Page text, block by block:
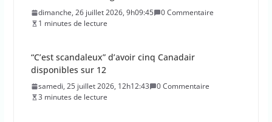
dimanche, 26 juillet 2026, 9h09:45
0 Commentaire
1 minutes de lecture
“C’est scandaleux” d’avoir cinq Canadair
disponibles sur 12
samedi, 25 juillet 2026, 12h12:43
0 Commentaire
3 minutes de lecture